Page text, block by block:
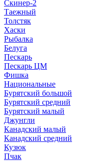
Скинер-2
Таежный
Толстяк
Хаски
Рыбалка
Белуга
Пескарь
Пескарь ЦМ
Фишка
Национальные
Бурятский большой
Бурятский средний
Бурятский малый
Джунгли
Канадский малый
Канадский средний
Кузюк
Пчак